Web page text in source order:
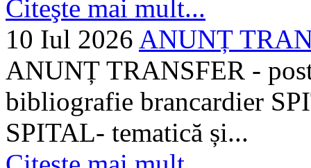
Citeşte mai mult...
10 Iul 2026 ANUNȚ
ANUNȚ TRANSFER -
bibliografie brancardier
SPITAL- tematică și...